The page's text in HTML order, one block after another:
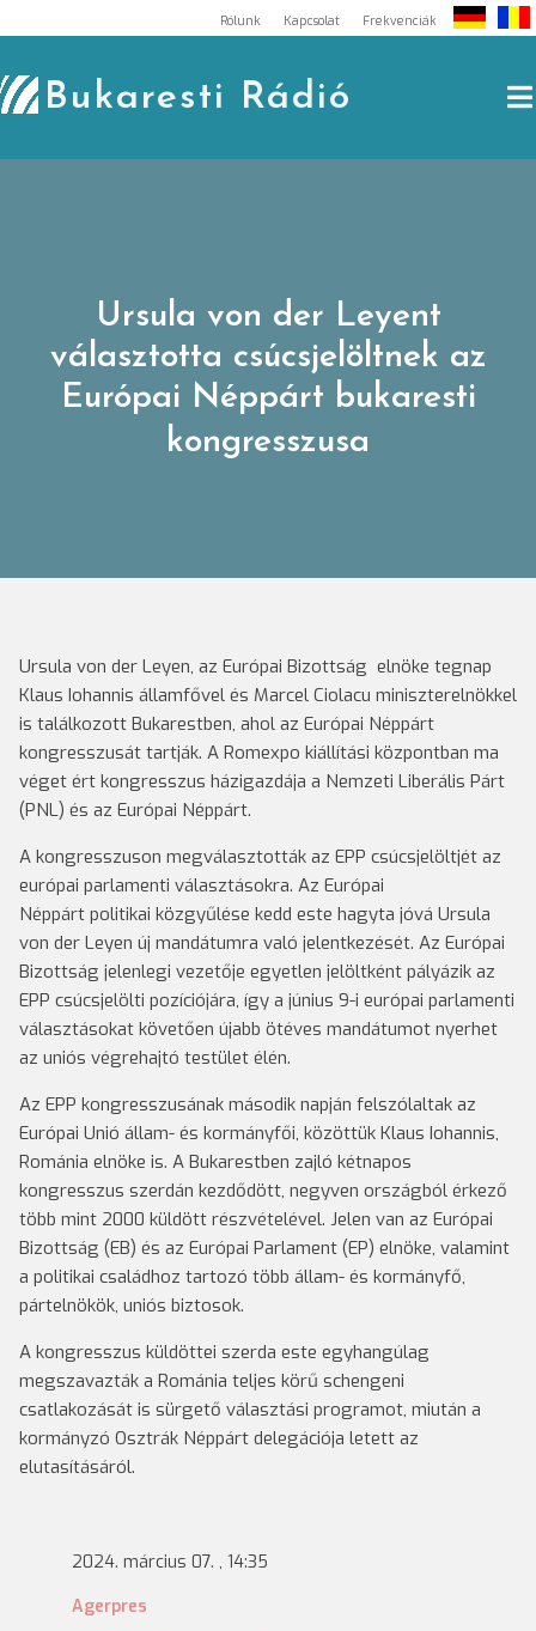
to
content
Rólunk Kapcsolat Frekvenciák
Bukaresti Rádió
Ursula von der Leyent
választotta csúcsjelöltnek az
Európai Néppárt bukaresti
kongresszusa
Ursula von der Leyen, az Európai Bizottság elnöke tegnap
Klaus Iohannis államfővel és Marcel Ciolacu miniszterelnökkel
is találkozott Bukarestben, ahol az Európai Néppárt
kongresszusát tartják. A Romexpo kiállítási központban ma
véget ért kongresszus házigazdája a Nemzeti Liberális Párt
(PNL) és az Európai Néppárt.
A kongresszuson megválasztották az EPP csúcsjelöltjét az
európai parlamenti választásokra. Az Európai
Néppárt politikai közgyűlése kedd este hagyta jóvá Ursula
von der Leyen új mandátumra való jelentkezését. Az Európai
Bizottság jelenlegi vezetője egyetlen jelöltként pályázik az
EPP csúcsjelölti pozíciójára, így a június 9-i európai parlamenti
választásokat követően újabb ötéves mandátumot nyerhet
az uniós végrehajtó testület élén.
Az EPP kongresszusának második napján felszólaltak az
Európai Unió állam- és kormányfői, közöttük Klaus Iohannis,
Románia elnöke is. A Bukarestben zajló kétnapos
kongresszus szerdán kezdődött, negyven országból érkező
több mint 2000 küldött részvételével. Jelen van az Európai
Bizottság (EB) és az Európai Parlament (EP) elnöke, valamint
a politikai családhoz tartozó több állam- és kormányfő,
pártelnökök, uniós biztosok.
A kongresszus küldöttei szerda este egyhangúlag
megszavazták a Románia teljes körű schengeni
csatlakozását is sürgető választási programot, miután a
kormányzó Osztrák Néppárt delegációja letett az
elutasításáról.
2024. március 07. , 14:35
Agerpres